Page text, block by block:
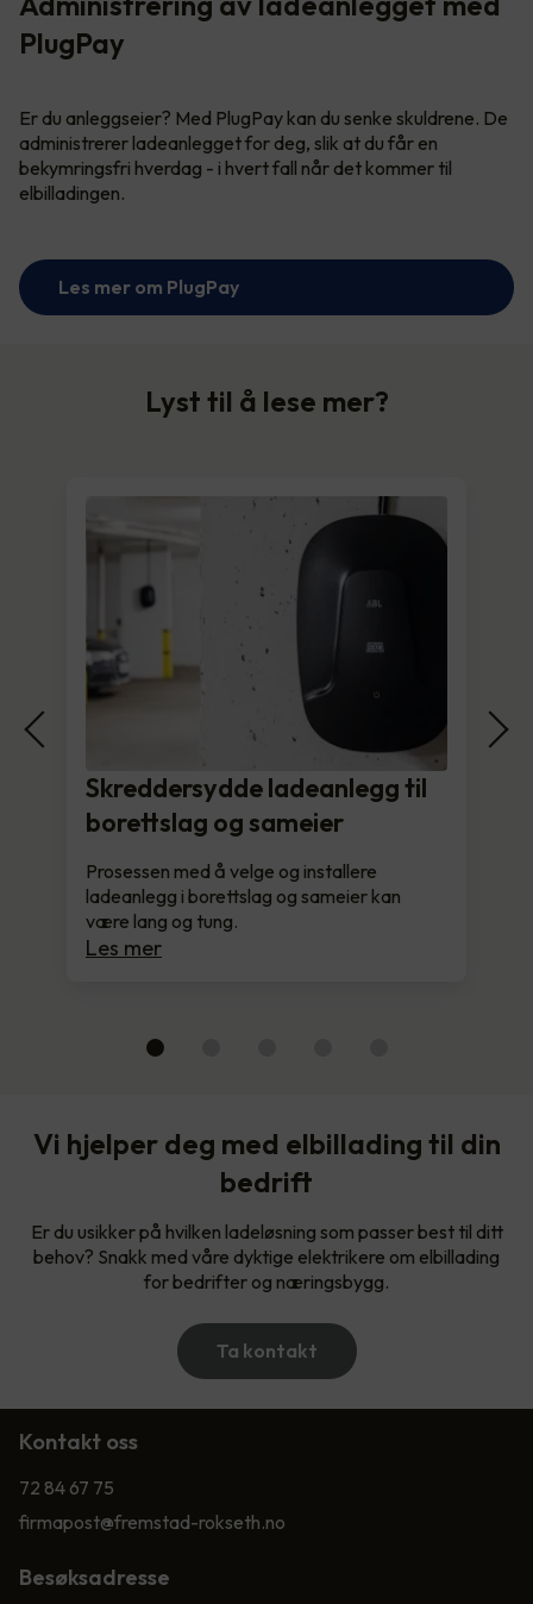
PlugPay
Er du anleggseier? Med PlugPay kan du senke skuldrene. De
administrerer ladeanlegget for deg, slik at du får en
bekymringsfri hverdag - i hvert fall når det kommer til
elbilladingen.
Les mer om PlugPay
Lyst til å lese mer?
Skreddersydde ladeanlegg til
borettslag og sameier
Prosessen med å velge og installere
ladeanlegg i borettslag og sameier kan
være lang og tung.
Les mer
Vi hjelper deg med elbillading til din
bedrift
Er du usikker på hvilken ladeløsning som passer best til ditt
behov? Snakk med våre dyktige elektrikere om elbillading
for bedrifter og næringsbygg.
Ta kontakt
Kontakt oss
72 84 67 75
firmapost@fremstad-rokseth.no
Besøksadresse